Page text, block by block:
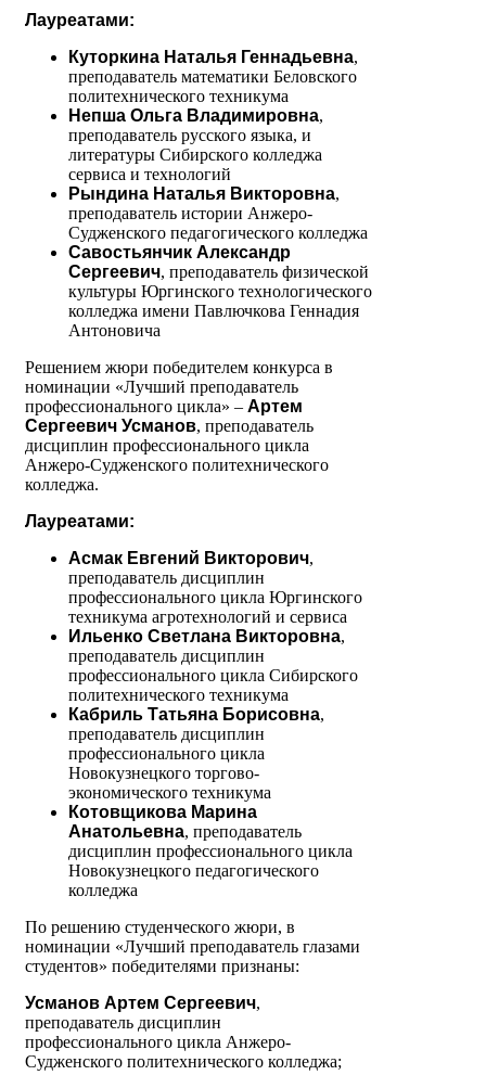
Лауреатами:
Куторкина Наталья Геннадьевна,
преподаватель математики Беловского
политехнического техникума
Непша Ольга Владимировна,
преподаватель русского языка, и
литературы Сибирского колледжа
сервиса и технологий
Рындина Наталья Викторовна,
преподаватель истории Анжеро-
Судженского педагогического колледжа
Савостьянчик Александр
Сергеевич, преподаватель физической
культуры Юргинского технологического
колледжа имени Павлючкова Геннадия
Антоновича
Решением жюри победителем конкурса в
номинации «Лучший преподаватель
профессионального цикла» – Артем
Сергеевич Усманов, преподаватель
дисциплин профессионального цикла
Анжеро-Судженского политехнического
колледжа.
Лауреатами:
Асмак Евгений Викторович,
преподаватель дисциплин
профессионального цикла Юргинского
техникума агротехнологий и сервиса
Ильенко Светлана Викторовна,
преподаватель дисциплин
профессионального цикла Сибирского
политехнического техникума
Кабриль Татьяна Борисовна,
преподаватель дисциплин
профессионального цикла
Новокузнецкого торгово-
экономического техникума
Котовщикова Марина
Анатольевна, преподаватель
дисциплин профессионального цикла
Новокузнецкого педагогического
колледжа
По решению студенческого жюри, в
номинации «Лучший преподаватель глазами
студентов» победителями признаны:
Усманов Артем Сергеевич,
преподаватель дисциплин
профессионального цикла Анжеро-
Судженского политехнического колледжа;